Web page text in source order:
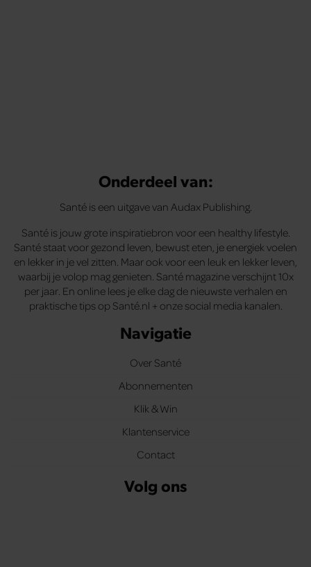
Onderdeel van:
Santé is een uitgave van Audax Publishing.
Santé is jouw grote inspiratiebron voor een healthy lifestyle.
Santé staat voor gezond leven, bewust eten, je energiek voelen
en lekker in je vel zitten. Maar ook voor een leuk en lekker leven,
waarbij je volop mag genieten. Santé magazine verschijnt 10x
per jaar. En online lees je elke dag de nieuwste verhalen en
praktische tips op Santé.nl + onze social media kanalen.
Navigatie
Over Santé
Abonnementen
Klik & Win
Klantenservice
Contact
Volg ons